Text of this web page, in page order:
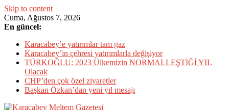
Skip to content
Cuma, Ağustos 7, 2026
En güncel:
Karacabey’e yatırımlar tam gaz
Karacabey’in çehresi yatırımlarla değişiyor
TÜRKOĞLU: 2023 Ülkemizin NORMALLEŞTİĞİ YIL
Olacak
CHP’den çok özel ziyaretler
Başkan Özkan’dan yeni yıl mesajı